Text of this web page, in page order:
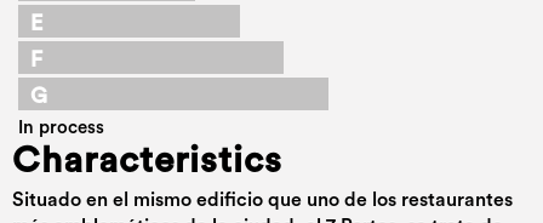
E
F
G
In process
Characteristics
Situado en el mismo edificio que uno de los restaurantes